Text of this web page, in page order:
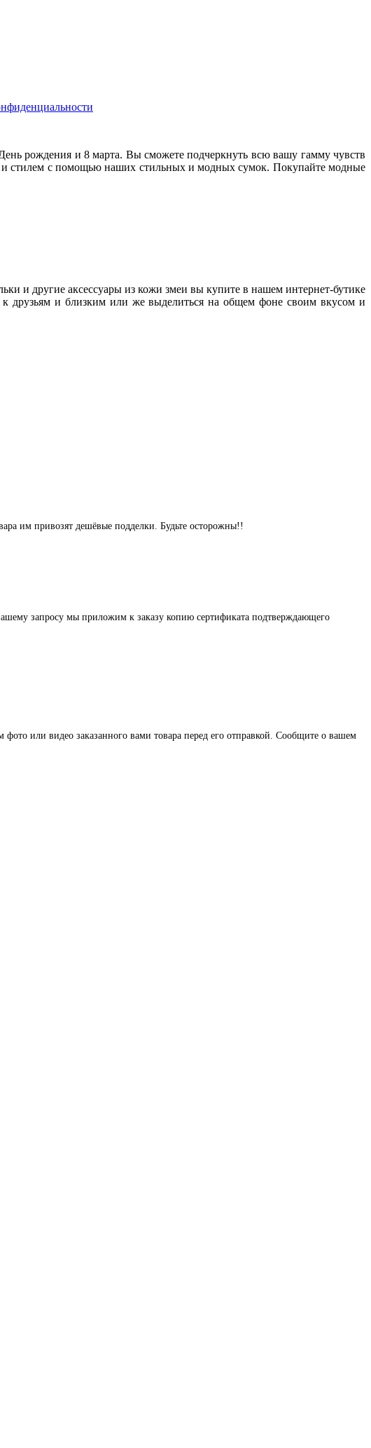
рождения и 8 марта. Вы сможете подчеркнуть всю вашу гамму чувств
и стилем с помощью наших стильных и модных сумок. Покупайте модные
и другие аксессуары из кожи змеи вы купите в нашем интернет-бутике
друзьям и близким или же выделиться на общем фоне своим вкусом и
им привозят дешёвые подделки. Будьте осторожны!!
запросу мы приложим к заказу копию сертификата подтверждающего
или видео заказанного вами товара перед его отправкой. Сообщите о вашем